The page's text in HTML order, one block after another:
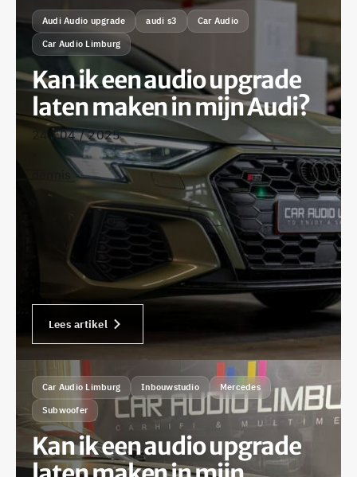
Audi Audio upgrade audi s3 Car Audio
Car Audio Limburg
Kan ik een audio upgrade
laten maken in mijn Audi?
24 / 04 / 2025
Lees artikel
Car Audio Limburg Inbouwstudio Mercedes
Subwoofer
Kan ik een audio upgrade